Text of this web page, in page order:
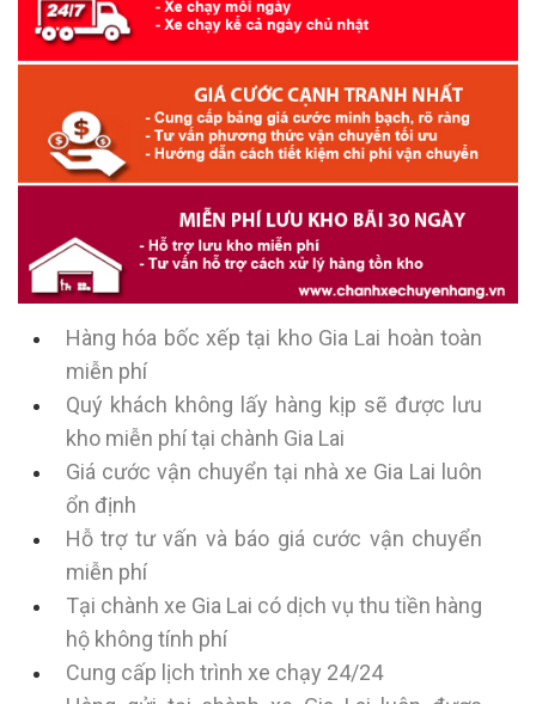
Hàng hóa bốc xếp tại kho Gia Lai hoàn toàn
miễn phí
Quý khách không lấy hàng kịp sẽ được lưu
kho miễn phí tại chành Gia Lai
Giá cước vận chuyển tại nhà xe Gia Lai luôn
ổn định
Hỗ trợ tư vấn và báo giá cước vận chuyển
miễn phí
Tại chành xe Gia Lai có dịch vụ thu tiền hàng
hộ không tính phí
Cung cấp lịch trình xe chạy 24/24